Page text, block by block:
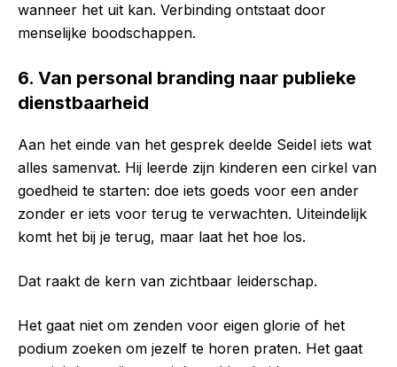
wanneer het uit kan. Verbinding ontstaat door
menselijke boodschappen.
6. Van personal branding naar publieke
dienstbaarheid
Aan het einde van het gesprek deelde Seidel iets wat
alles samenvat. Hij leerde zijn kinderen een cirkel van
goedheid te starten: doe iets goeds voor een ander
zonder er iets voor terug te verwachten. Uiteindelijk
komt het bij je terug, maar laat het hoe los.
Dat raakt de kern van zichtbaar leiderschap.
Het gaat niet om zenden voor eigen glorie of het
podium zoeken om jezelf te horen praten. Het gaat